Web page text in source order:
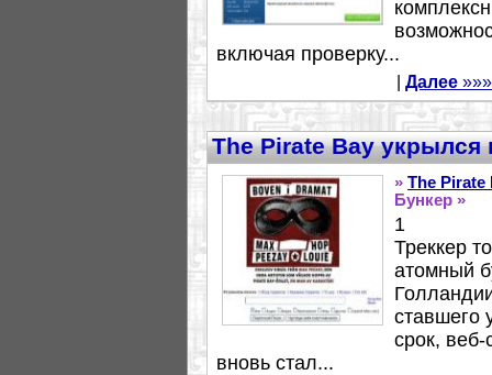
включая проверку...
Далее »»»
The Pirate Bay укрылся
» The Pirate
Бункер »
1
Треккер
атомный
ставшего
срок, веб-
вновь стал...